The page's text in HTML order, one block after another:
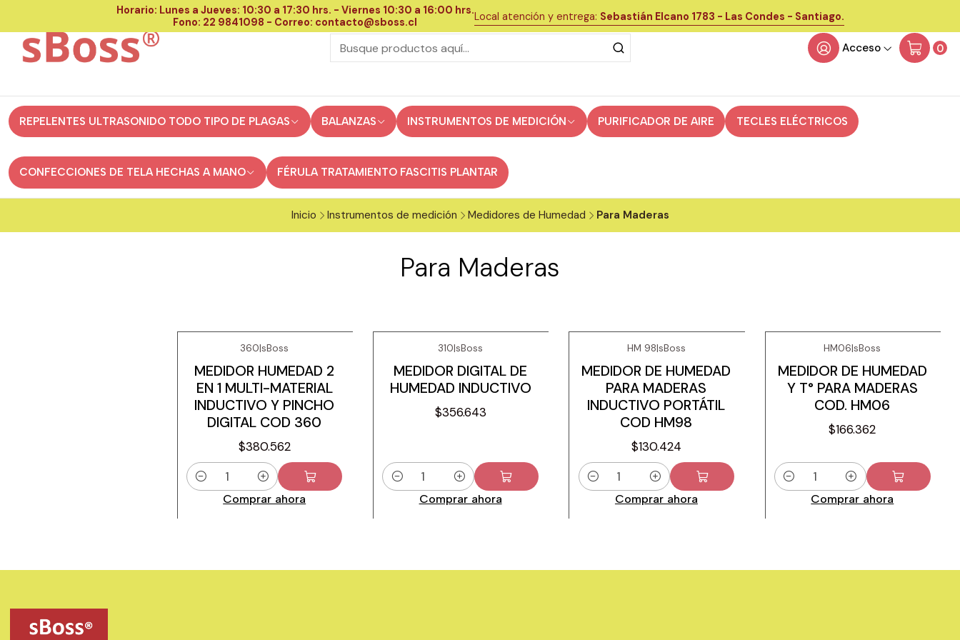
Acceso 0
REPELENTES ULTRASONIDO TODO TIPO DE PLAGAS BALANZAS INSTRUMENTOS DE MEDICIÓN PURIFICADOR DE AIRE TECLES ELÉCTRICOS
CONFECCIONES DE TELA HECHAS A MANO FÉRULA TRATAMIENTO FASCITIS PLANTAR
Horario: Lunes a Jueves: 10:30 a 17:30 hrs. - Viernes 10:30 a 16:00 hrs.
Fono: 22 9841098 - Correo: contacto@sboss.cl
Local atención y entrega: Sebastián Elcano 1783 - Las Condes - Santiago.
Inicio Instrumentos de medición Medidores de Humedad Para Maderas
Para Maderas
360|sBoss
MEDIDOR HUMEDAD 2
EN 1 MULTI-MATERIAL
INDUCTIVO Y PINCHO
DIGITAL COD 360
$380.562
Cantidad
Comprar ahora
310|sBoss
MEDIDOR DIGITAL DE
HUMEDAD INDUCTIVO
$356.643
Cantidad
Comprar ahora
HM 98|sBoss
MEDIDOR DE HUMEDAD
PARA MADERAS
INDUCTIVO PORTÁTIL
COD HM98
$130.424
Cantidad
Comprar ahora
HM06|sBoss
MEDIDOR DE HUMEDAD
Y T° PARA MADERAS
COD. HM06
$166.362
Cantidad
Comprar ahora